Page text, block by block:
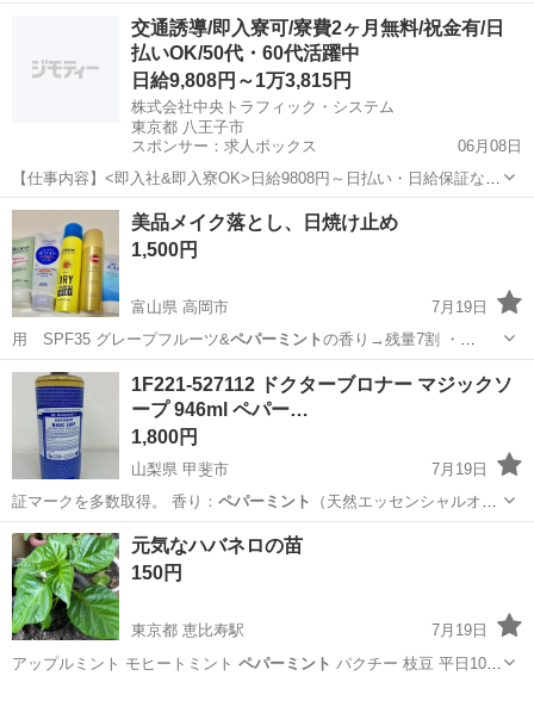
り for … その他 現地
交通誘導/即入寮可/寮費2ヶ月無料/祝金有/日
払いOK/50代・60代活躍中
日給9,808円～1万3,815円
株式会社中央トラフィック・システム
東京都 八王子市
スポンサー：求人ボックス
06月08日
【仕事内容】<即入社&即入寮OK>日給9808円～日払い・日給保証など
待遇充実!寮費2ヶ月無料×祝金4.5万円有 <募集情報> 時間・お金の心配
ゼロでスタート/ ・2ヶ月寮費費無料 ・入社祝い金4.5万円 ・日払いOK
・プライベ...
アルバイト・パート
美品メイク落とし、日焼け止め
1,500円
富山県 高岡市
7月19日
用 SPF35 グレープフルーツ&ペパーミントの香り→残量7割 ・
KOSE サ…
富山 高岡市 日焼け止め
1F221-527112 ドクターブロナー マジックソ
ープ 946ml ペパー…
1,800円
山梨県 甲斐市
7月19日
証マークを多数取得。 香り： ペパーミント
（天然エッセンシャルオイ
ル） …
山梨 甲斐市 家庭用品
元気なハバネロの苗
150円
東京都 恵比寿駅
7月19日
アップルミント モヒートミント ペパーミント パクチー 枝豆 平日10〜